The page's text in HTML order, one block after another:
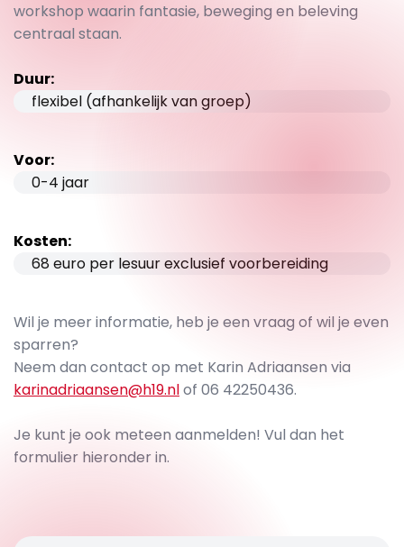
workshop waarin fantasie, beweging en beleving
centraal staan.
Duur:
flexibel (afhankelijk van groep)
Voor:
0-4 jaar
Kosten:
68 euro per lesuur exclusief voorbereiding
Wil je meer informatie, heb je een vraag of wil je even
sparren?
Neem dan contact op met Karin Adriaansen via
karinadriaansen@h19.nlof 06 42250436.
Je kunt je ook meteen aanmelden! Vul dan het
formulier hieronder in.